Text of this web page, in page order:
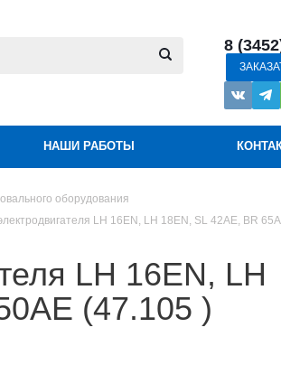
8
НАШИ РАБОТЫ
оборудования
LH 16EN, LH 18EN, SL 42AE, BR
LH 16EN, LH
(47.105 )